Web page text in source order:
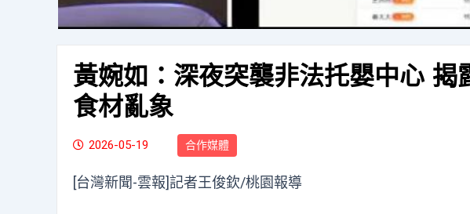
黃婉如：深夜突襲非法托嬰中心 揭
食材亂象
2026-05-19 合作媒體
[台灣新聞-雲報]記者王俊欽/桃園報導